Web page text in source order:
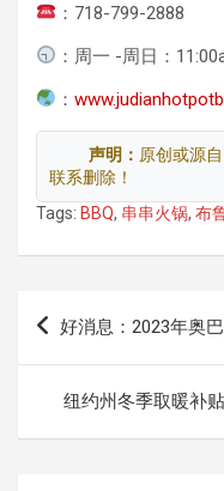
：718-799-2888
：周一 -周日：
：
声明： 原创或源
联系删除！
Tags: BBQ, 串串火锅, 布
文
好消息：2023年奥
纽约州冬季取暖补